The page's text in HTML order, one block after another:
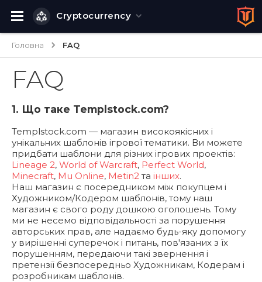
Cryptocurrency
Головна FAQ
FAQ
1. Що таке Templstock.com?
Templstock.com — магазин високоякісних і
унікальних шаблонів ігрової тематики. Ви можете
придбати шаблони для різних ігрових проектів:
Lineage 2, World of Warcraft, Perfect World,
Minecraft, Mu Online, Metin2 та інших.
Наш магазин є посередником між покупцем і
Художником/Кодером шаблонів, тому наш
магазин є свого роду дошкою оголошень. Тому
ми не несемо відповідальності за порушення
авторських прав, але надаємо будь-яку допомогу
у вирішенні суперечок і питань, пов'язаних з їх
порушенням, передаючи такі звернення і
претензії безпосередньо Художникам, Кодерам і
розробникам шаблонів.